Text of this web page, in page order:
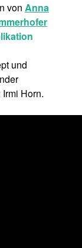
von Anna
und
Horn.